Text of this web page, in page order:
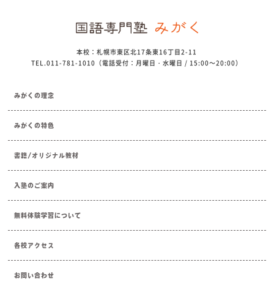
本校：札幌市東区北17条東16丁目2-11
TEL.011-781-1010（電話受付：月曜日・水曜日 / 15:00～20:00）
みがくの理念
みがくの特色
書籍/オリジナル教材
入塾のご案内
無料体験学習について
各校アクセス
お問い合わせ